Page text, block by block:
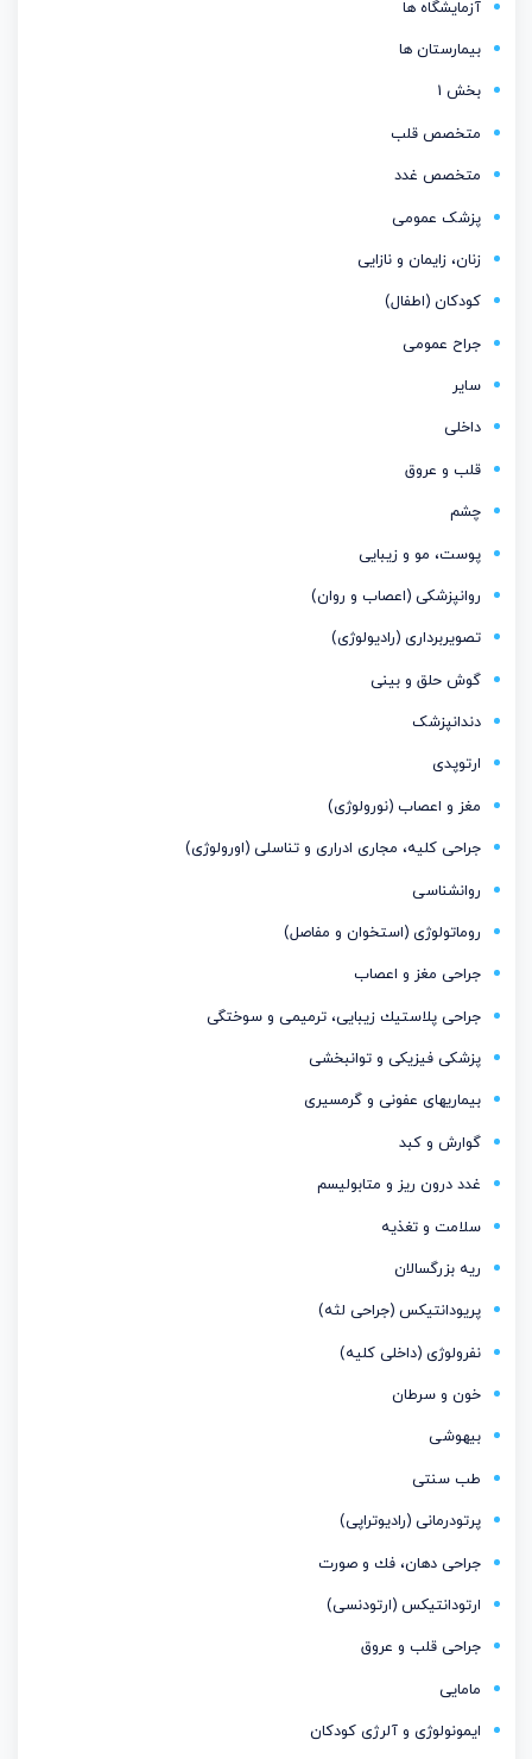
آزمایشگاه ها
بیمارستان ها
بخش 1
متخصص قلب
متخصص غدد
پزشک عمومی
زنان، زایمان و نازایی
کودکان (اطفال)
جراح عمومی
سایر
داخلی
قلب و عروق
چشم
پوست، مو و زیبایی
روانپزشکی (اعصاب و روان)
تصویربرداری (رادیولوژی)
گوش حلق و بینی
دندانپزشک
ارتوپدی
مغز و اعصاب (نورولوژی)
جراحی کلیه، مجاری ادراری و تناسلی (اورولوژی)
روانشناسی
روماتولوژی (استخوان و مفاصل)
جراحی مغز و اعصاب
جراحی پلاستیك زیبایی، ترمیمی و سوختگی
پزشکی فیزیکی و توانبخشی
بیماریهای عفونی و گرمسیری
گوارش و کبد
غدد درون ریز و متابولیسم
سلامت و تغذیه
ریه بزرگسالان
پریودانتیكس (جراحی لثه)
نفرولوژی (داخلی کلیه)
خون و سرطان
بیهوشی
طب سنتی
پرتودرمانی (رادیوتراپی)
جراحی دهان، فك و صورت
ارتودانتیكس (ارتودنسی)
جراحی قلب و عروق
مامایی
ایمونولوژی و آلرژی کودکان